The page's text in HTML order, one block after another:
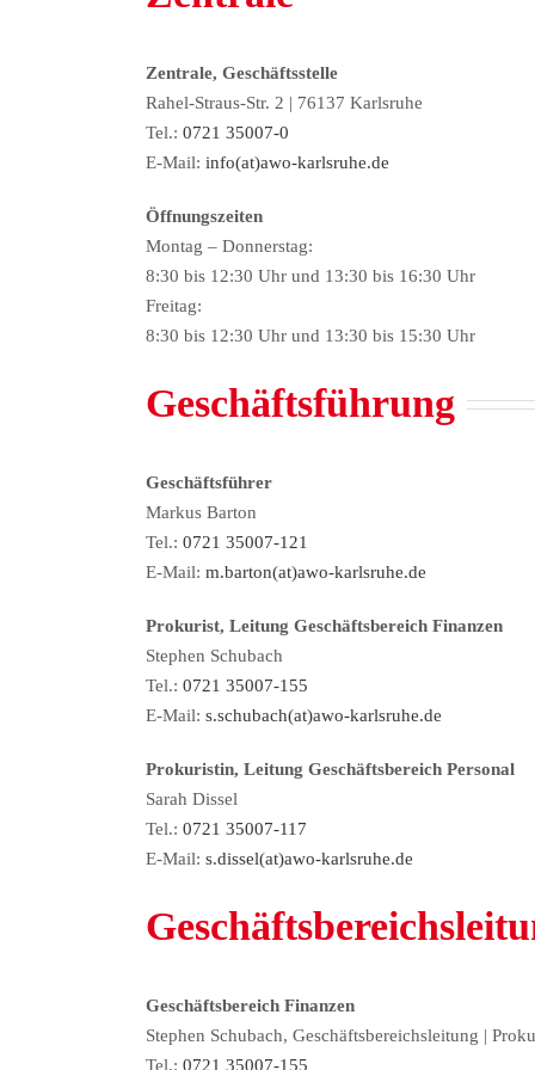
Zentrale, Geschäftsstelle
Rahel-Straus-Str. 2 | 76137 Karlsruhe
Tel.: 0721 35007-0
E-Mail: info(at)awo-karlsruhe.de
Öffnungszeiten
Montag – Donnerstag:
8:30 bis 12:30 Uhr und 13:30 bis 16:30 Uhr
Freitag:
8:30 bis 12:30 Uhr und 13:30 bis 15:30 Uhr
Geschäftsführung
Geschäftsführer
Markus Barton
Tel.: 0721 35007-121
E-Mail: m.barton(at)awo-karlsruhe.de
Prokurist, Leitung Geschäftsbereich Finanzen
Stephen Schubach
Tel.: 0721 35007-155
E-Mail: s.schubach(at)awo-karlsruhe.de
Prokuristin, Leitung Geschäftsbereich Personal
Sarah Dissel
Tel.: 0721 35007-117
E-Mail: s.dissel(at)awo-karlsruhe.de
Geschäftsbereich Finanzen
Stephen Schubach, Geschäftsbereichsleitung |
Tel.: 0721 35007-155